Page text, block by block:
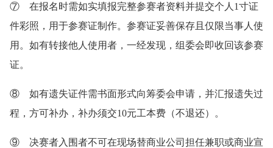
⑦ 在报名时需如实填报完整参赛者资料并提交个人1寸证
件彩照，用于参赛证制作。参赛证妥善保存且仅限当事人使
用。如有转接他人使用者，一经发现，组委会即收回该参赛
证。
⑧ 如有遗失证件需书面形式向筹委会申请，并汇报遗失过
程，方可补办，补办须交10元工本费（不退还）。
⑨ 决赛者入围者不可在现场替商业公司担任兼职或商业宣